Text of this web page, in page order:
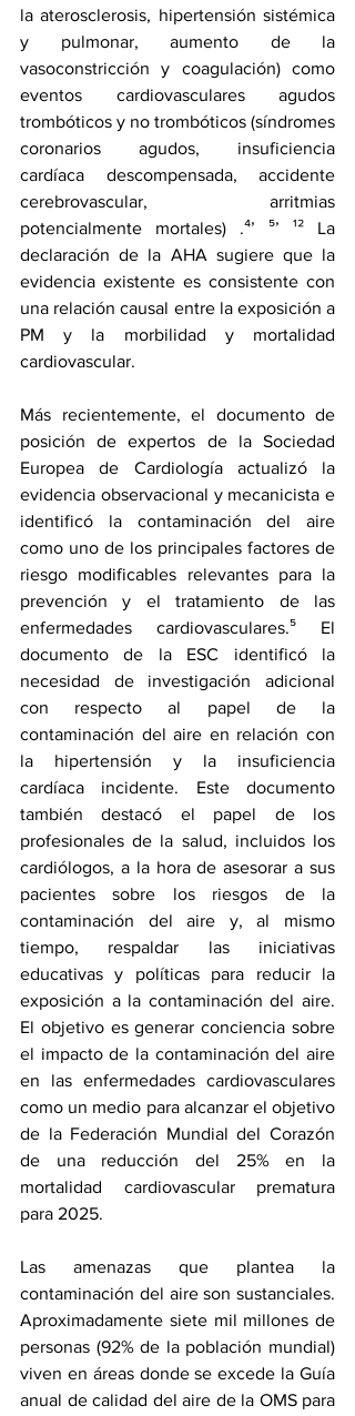
la aterosclerosis, hipertensión sistémica
y pulmonar, aumento de la
vasoconstricción y coagulación) como
eventos cardiovasculares agudos
trombóticos y no trombóticos (síndromes
coronarios agudos, insuficiencia
cardíaca descompensada, accidente
cerebrovascular, arritmias
potencialmente mortales) .⁴’ ⁵’ ¹² La
declaración de la AHA sugiere que la
evidencia existente es consistente con
una relación causal entre la exposición a
PM y la morbilidad y mortalidad
cardiovascular.
Más recientemente, el documento de
posición de expertos de la Sociedad
Europea de Cardiología actualizó la
evidencia observacional y mecanicista e
identificó la contaminación del aire
como uno de los principales factores de
riesgo modificables relevantes para la
prevención y el tratamiento de las
enfermedades cardiovasculares.⁵ El
documento de la ESC identificó la
necesidad de investigación adicional
con respecto al papel de la
contaminación del aire en relación con
la hipertensión y la insuficiencia
cardíaca incidente. Este documento
también destacó el papel de los
profesionales de la salud, incluidos los
cardiólogos, a la hora de asesorar a sus
pacientes sobre los riesgos de la
contaminación del aire y, al mismo
tiempo, respaldar las iniciativas
educativas y políticas para reducir la
exposición a la contaminación del aire.
El objetivo es generar conciencia sobre
el impacto de la contaminación del aire
en las enfermedades cardiovasculares
como un medio para alcanzar el objetivo
de la Federación Mundial del Corazón
de una reducción del 25% en la
mortalidad cardiovascular prematura
para 2025.
Las amenazas que plantea la
contaminación del aire son sustanciales.
Aproximadamente siete mil millones de
personas (92% de la población mundial)
viven en áreas donde se excede la Guía
anual de calidad del aire de la OMS para